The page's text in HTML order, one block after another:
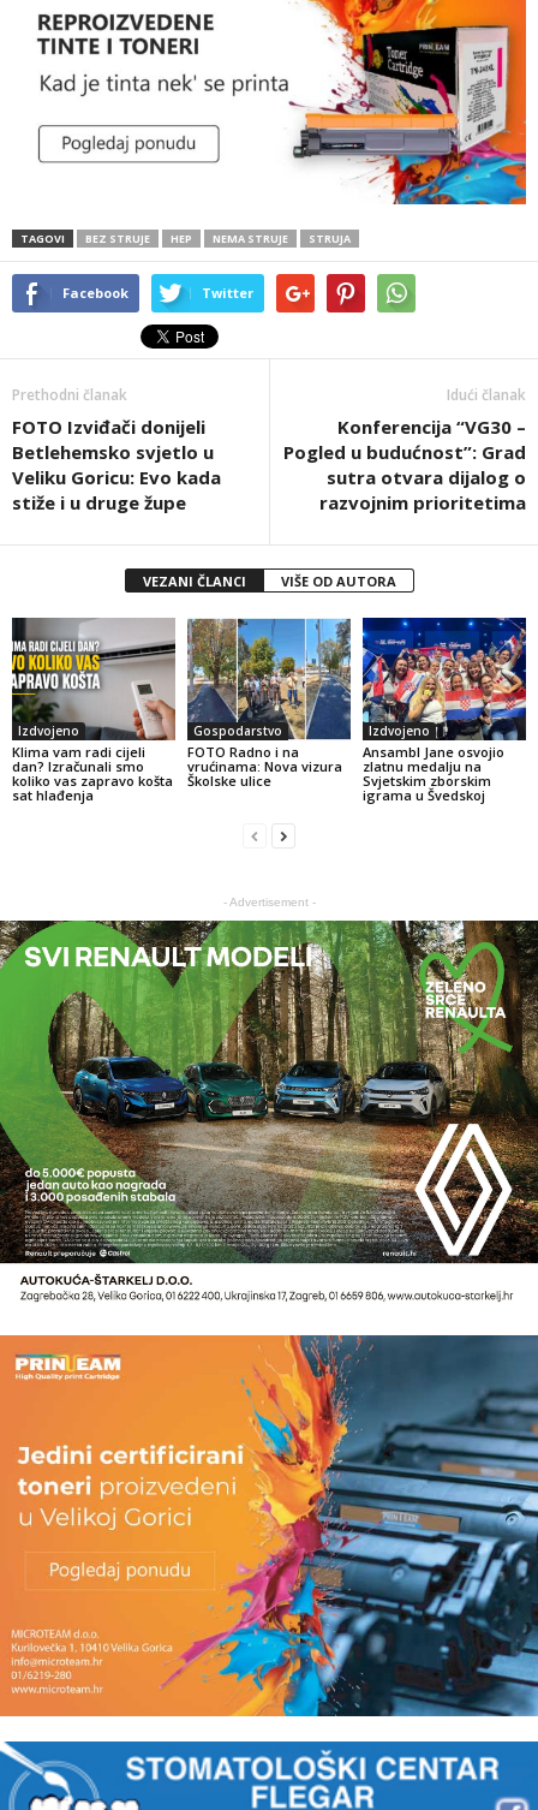
TAGOVI BEZ STRUJE HEP NEMA STRUJE STRUJA
Facebook Twitter
Prethodni članak
FOTO Izviđači donijeli
Betlehemsko svjetlo u
Veliku Goricu: Evo kada
stiže i u druge župe
Idući članak
Konferencija “VG30 –
Pogled u budućnost”: Grad
sutra otvara dijalog o
razvojnim prioritetima
VEZANI ČLANCI VIŠE OD AUTORA
Izdvojeno
Klima vam radi cijeli
dan? Izračunali smo
koliko vas zapravo košta
sat hlađenja
Gospodarstvo
FOTO Radno i na
vrućinama: Nova vizura
Školske ulice
Izdvojeno
Ansambl Jane osvojio
zlatnu medalju na
Svjetskim zborskim
igrama u Švedskoj
- Advertisement -